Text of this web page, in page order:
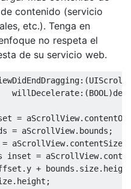
contenido (servicio
etc.). Tenga en
no respeta el
de su servicio web.
:(
willDecelerate
:(BOOL )
= aScrollView.
= aScrollView. bounds ;
= aScrollView. contentSize
inset = aScrollView.
. y + bounds . size.
. height ;